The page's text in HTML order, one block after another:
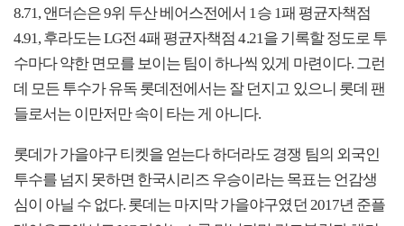
8.71, 앤더슨은 9위 두산 베어스전에서 1승 1패 평균자책점
4.91, 후라도는 LG전 4패 평균자책점 4.21을 기록할 정도로 투
수마다 약한 면모를 보이는 팀이 하나씩 있게 마련이다. 그런
데 모든 투수가 유독 롯데전에서는 잘 던지고 있으니 롯데 팬
들로서는 이만저만 속이 타는 게 아니다.
롯데가 가을야구 티켓을 얻는다 하더라도 경쟁 팀의 외국인
투수를 넘지 못하면 한국시리즈 우승이라는 목표는 언감생
심이 아닐 수 없다. 롯데는 마지막 가을야구였던 2017년 준플